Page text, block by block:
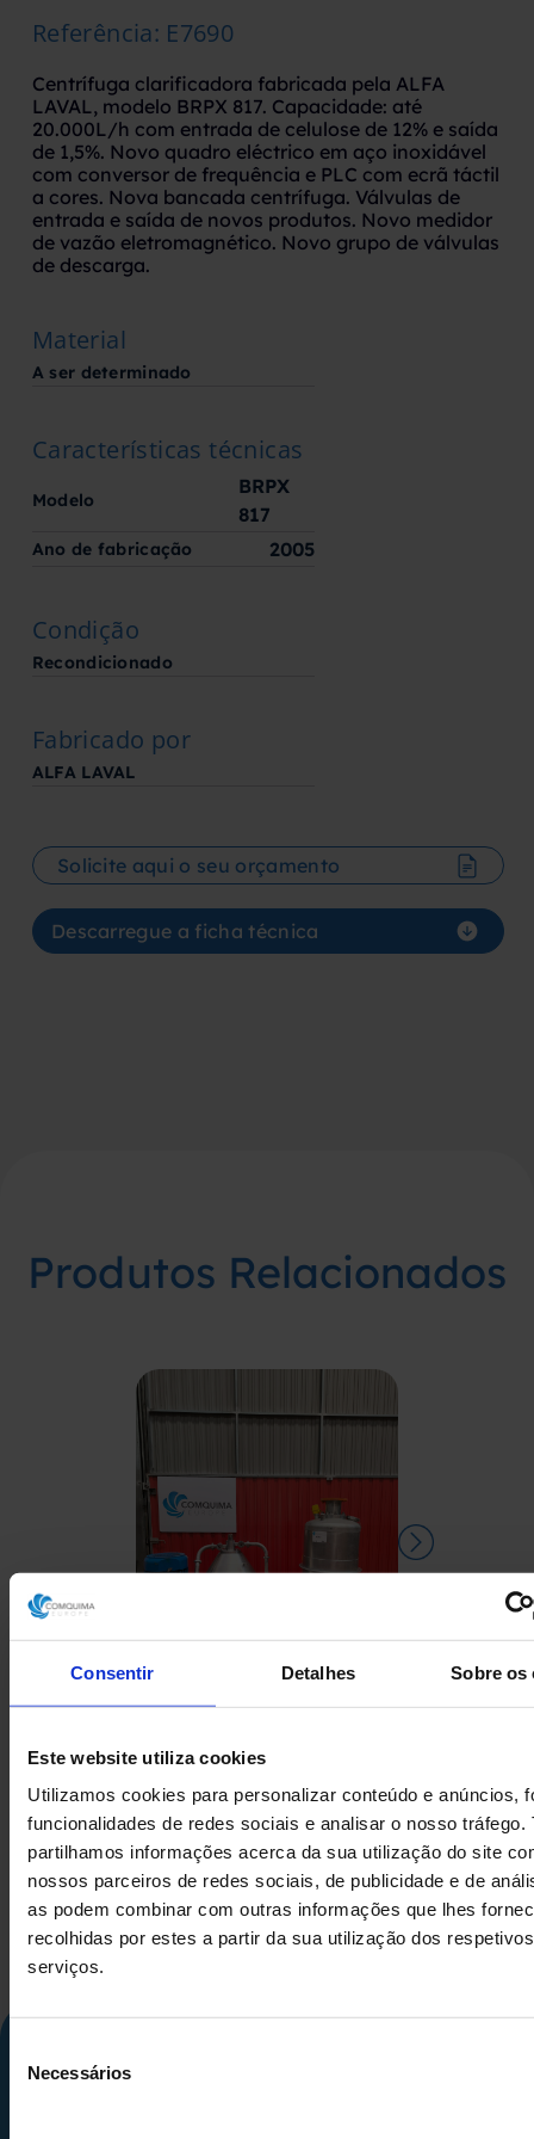
Consentir Detalhes Sobre os
Este website utiliza cookies
Utilizamos cookies para personalizar conteúdo e anúncios,
funcionalidades de redes sociais e analisar o nosso tráfego.
partilhamos informações acerca da sua utilização do site
nossos parceiros de redes sociais, de publicidade e de
as podem combinar com outras informações que lhes
recolhidas por estes a partir da sua utilização dos respetivos
serviços.
Necessários
Referência: E7690
Centrífuga clarificadora fabricada pela ALFA
LAVAL, modelo BRPX 817. Capacidade: até
20.000L/h com entrada de celulose de 12% e saída
de 1,5%. Novo quadro eléctrico em aço inoxidável
com conversor de frequência e PLC com ecrã táctil
a cores. Nova bancada centrífuga. Válvulas de
entrada e saída de novos produtos. Novo medidor
de vazão eletromagnético. Novo grupo de válvulas
de descarga.
Material
A ser determinado
Características técnicas
Modelo
BRPX
817
Ano de fabricação 2005
Condição
Recondicionado
Fabricado por
ALFA LAVAL
Solicite aqui o seu orçamento
Descarregue a ficha técnica
Produtos Relacionados
CENTRIFUGADORA DE
35-36-177 COM BOMBA
MONO
35-36-177